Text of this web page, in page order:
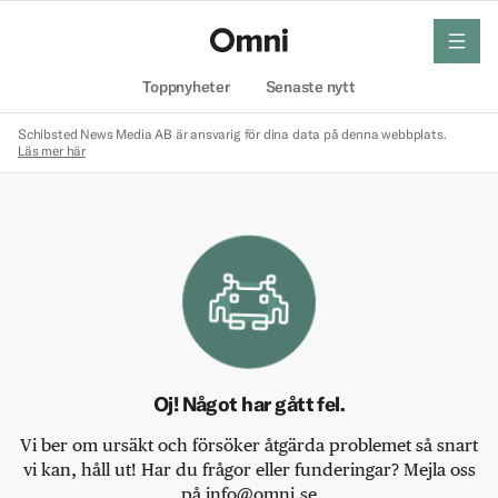
Toppnyheter Senaste nytt
meny
Schibsted News Media AB är ansvarig för dina data på denna webbplats.
Läs mer här
Oj! Något har gått fel.
Vi ber om ursäkt och försöker åtgärda problemet så snart
vi kan, håll ut! Har du frågor eller funderingar? Mejla oss